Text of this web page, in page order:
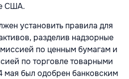
США.
установить правила для
разделив надзорные
по ценным бумагам и
по торговле товарными
мая был одобрен банковским